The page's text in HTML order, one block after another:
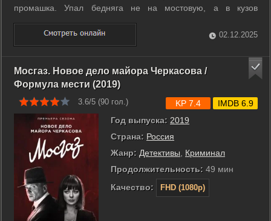
промашка. Упал бедняга не на мостовую, а в кузов
грузовика, прямо к другу детства. Он то и нанимает
бедолагу своим телохранителем. Задумана крупная афера:
продать «новому» русскому, ...
02.12.2025
Мосгаз. Новое дело майора Черкасова /
Формула мести (2019)
3.6/5 (90 гол.)
Год выпуска: 2019
Страна: Россия
Жанр: Детективы
Криминал
Продолжительность: 49 мин
Качество:
FHD (1080p)
KP 7.4 IMDB 6.9